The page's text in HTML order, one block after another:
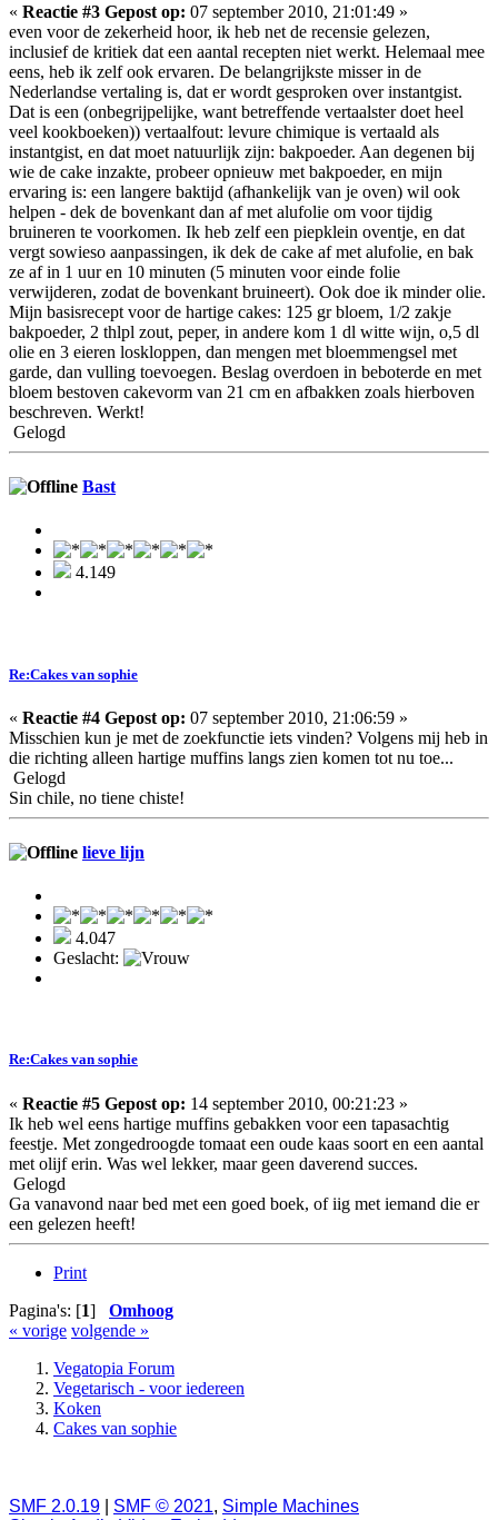
« Reactie #3 Gepost op: 07 september 2010, 21:01:49 »
even voor de zekerheid hoor, ik heb net de recensie gelezen,
inclusief de kritiek dat een aantal recepten niet werkt. Helemaal mee
eens, heb ik zelf ook ervaren. De belangrijkste misser in de
Nederlandse vertaling is, dat er wordt gesproken over instantgist.
Dat is een (onbegrijpelijke, want betreffende vertaalster doet heel
veel kookboeken)) vertaalfout: levure chimique is vertaald als
instantgist, en dat moet natuurlijk zijn: bakpoeder. Aan degenen bij
wie de cake inzakte, probeer opnieuw met bakpoeder, en mijn
ervaring is: een langere baktijd (afhankelijk van je oven) wil ook
helpen - dek de bovenkant dan af met alufolie om voor tijdig
bruineren te voorkomen. Ik heb zelf een piepklein oventje, en dat
vergt sowieso aanpassingen, ik dek de cake af met alufolie, en bak
ze af in 1 uur en 10 minuten (5 minuten voor einde folie
verwijderen, zodat de bovenkant bruineert). Ook doe ik minder olie.
Mijn basisrecept voor de hartige cakes: 125 gr bloem, 1/2 zakje
bakpoeder, 2 thlpl zout, peper, in andere kom 1 dl witte wijn, o,5 dl
olie en 3 eieren loskloppen, dan mengen met bloemmengsel met
garde, dan vulling toevoegen. Beslag overdoen in beboterde en met
bloem bestoven cakevorm van 21 cm en afbakken zoals hierboven
beschreven. Werkt!
Gelogd
Bast
4.149
Re:Cakes van sophie
« Reactie #4 Gepost op: 07 september 2010, 21:06:59 »
Misschien kun je met de zoekfunctie iets vinden? Volgens mij heb in
die richting alleen hartige muffins langs zien komen tot nu toe...
Gelogd
Sin chile, no tiene chiste!
lieve lijn
4.047
Geslacht:
Re:Cakes van sophie
« Reactie #5 Gepost op: 14 september 2010, 00:21:23 »
Ik heb wel eens hartige muffins gebakken voor een tapasachtig
feestje. Met zongedroogde tomaat een oude kaas soort en een aantal
met olijf erin. Was wel lekker, maar geen daverend succes.
Gelogd
Ga vanavond naar bed met een goed boek, of iig met iemand die er
een gelezen heeft!
Print
Pagina's: [1] Omhoog
« vorige volgende »
Vegatopia Forum
Vegetarisch - voor iedereen
Koken
Cakes van sophie
SMF 2.0.19 SMF © 2021, Simple Machines